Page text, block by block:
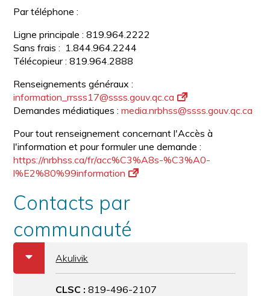
Par téléphone :
Ligne principale : 819.964.2222
Sans frais : 1.844.964.2244
Télécopieur : 819.964.2888
Renseignements généraux :
information_rrsss17@ssss.gouv.qc.ca
Demandes médiatiques :media.nrbhss@ssss.gouv.qc.ca
Pour tout renseignement concernant l'Accès à
l'information et pour formuler une demande :
https://nrbhss.ca/fr/acc%C3%A8s-%C3%A0-
l%E2%80%99information
Contacts par
communauté
b Akulivik
CLSC :819-496-2107